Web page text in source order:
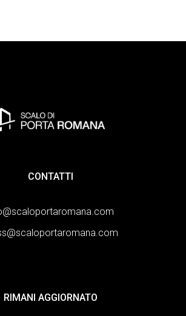
CONTATTI
RIMANI AGGIORNATO